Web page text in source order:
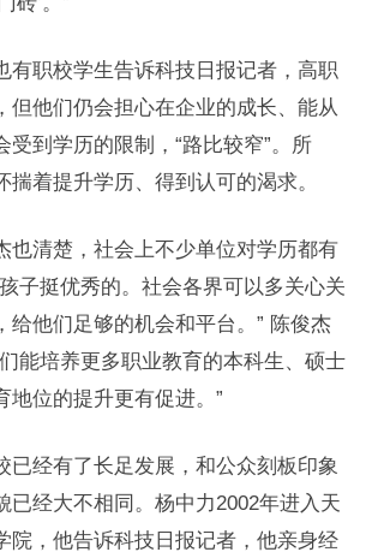
有职校学生告诉科技日报记者，高职
但他们仍会担心在企业的成长、能从
受到学历的限制，“路比较窄”。所
揣着提升学历、得到认可的渴求。
也清楚，社会上不少单位对学历都有
子挺优秀的。社会各界可以多关心关
给他们足够的机会和平台。” 陈俊杰
能培养更多职业教育的本科生、硕士
地位的提升更有促进。”
已经有了长足发展，和公众刻板印象
已经大不相同。杨中力2002年进入天
院，他告诉科技日报记者，他亲身经